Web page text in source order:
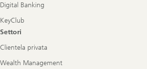
Digital Banking
KeyClub
Settori
Clientela privata
Wealth Management